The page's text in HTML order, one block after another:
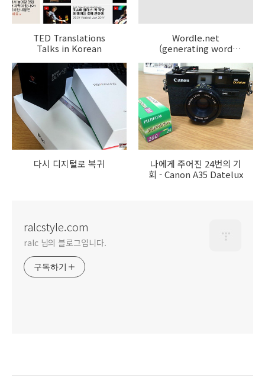
TED Translations
Talks in Korean
Wordle.net
(generating word
다시 디지털로 복귀
나에게 주어진 24번의 기
회 - Canon A35 Datelux
ralcstyle.com
ralc 님의 블로그입니다.
구독하기